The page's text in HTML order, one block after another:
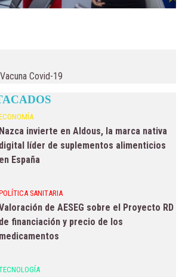
Vacuna Covid-19
Nazca invierte en Aldous, la marca nativa
digital líder de suplementos alimenticios
en España
SANITARIA
de AESEG sobre el Proyecto RD
de financiación y precio de los
medicamentos